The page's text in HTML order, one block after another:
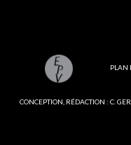
PLAN
CONCEPTION, RÉDACTION : C.